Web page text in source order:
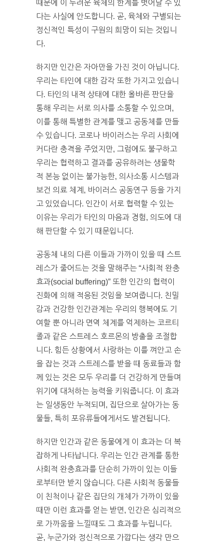
때문에 이 두려운 육체의 한계를 벗어날 수 있
다는 사실에 안도합니다. 곧, 육체와 구별되는
정신적인 특성이 구원의 희망이 되는 것입니
다.
하지만 인간은 자아만을 가진 것이 아닙니다.
우리는 타인에 대한 감각 또한 가지고 있습니
다. 타인의 내적 상태에 대한 올바른 판단을
통해 우리는 서로 의사를 소통할 수 있으며,
이를 통해 특별한 관계를 맺고 공동체를 만들
수 있습니다. 코로나 바이러스는 우리 사회에
커다란 충격을 주었지만, 그럼에도 불구하고
우리는 협력하고 결과를 공유하려는 생물학
적 본능 없이는 불가능한, 의사소통 시스템과
보건 의료 체계, 바이러스 공동연구 등을 가지
고 있었습니다. 인간이 서로 협력할 수 있는
이유는 우리가 타인의 마음과 경험, 의도에 대
해 판단할 수 있기 때문입니다.
공동체 내의 다른 이들과 가까이 있을 때 스트
레스가 줄어드는 것을 말해주는 “사회적 완충
효과(social buffering)” 또한 인간의 협력이
진화에 의해 적응된 것임을 보여줍니다. 친밀
감과 건강한 인간관계는 우리의 행복에도 기
여할 뿐 아니라 면역 체계를 억제하는 코르티
졸과 같은 스트레스 호르몬의 방출을 조절합
니다. 힘든 상황에서 사랑하는 이를 껴안고 손
을 잡는 것과 스트레스를 받을 때 동료들과 함
께 있는 것은 모두 우리를 더 건강하게 만들며
위기에 대처하는 능력을 키워줍니다. 이 효과
는 일생동안 누적되며, 집단으로 살아가는 동
물들, 특히 포유류들에게서도 발견됩니다.
하지만 인간과 같은 동물에게 이 효과는 더 복
잡하게 나타납니다. 우리는 인간 관계를 통한
사회적 완충효과를 단순히 가까이 있는 이들
로부터만 받지 않습니다. 다른 사회적 동물들
이 친척이나 같은 집단의 개체가 가까이 있을
때만 이런 효과를 얻는 받면, 인간은 심리적으
로 가까움을 느낄때도 그 효과를 누립니다.
곧, 누군가와 정신적으로 가깝다는 생각 만으